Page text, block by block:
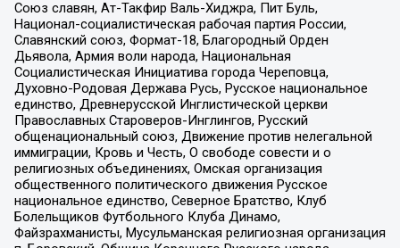
Союз славян, Ат-Такфир Валь-Хиджра, Пит Буль,
Национал-социалистическая рабочая партия России,
Славянский союз, Формат-18, Благородный Орден
Дьявола, Армия воли народа, Национальная
Социалистическая Инициатива города Череповца,
Духовно-Родовая Держава Русь, Русское национальное
единство, Древнерусской Инглистической церкви
Православных Староверов-Инглингов, Русский
общенациональный союз, Движение против нелегальной
иммиграции, Кровь и Честь, О свободе совести и о
религиозных объединениях, Омская организация
общественного политического движения Русское
национальное единство, Северное Братство, Клуб
Болельщиков Футбольного Клуба Динамо,
Файзрахманисты, Мусульманская религиозная организация